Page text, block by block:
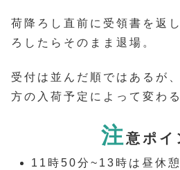
荷降ろし直前に受領書を返
ろしたらそのまま退場。
受付は並んだ順ではあるが
方の入荷予定によって変わる
注意ポイ
11時50分~13時は昼休憩